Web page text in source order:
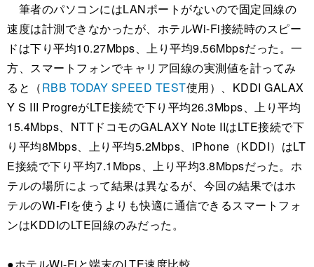
筆者のパソコンにはLANポートがないので固定回線の
速度は計測できなかったが、ホテルWi-Fi接続時のスピー
ドは下り平均10.27Mbps、上り平均9.56Mbpsだった。一
方、スマートフォンでキャリア回線の実測値を計ってみ
ると（RBB TODAY SPEED TEST使用）、KDDI GALAX
Y S III ProgreがLTE接続で下り平均26.3Mbps、上り平均
15.4Mbps、NTTドコモのGALAXY Note IIはLTE接続で下
り平均8Mbps、上り平均5.2Mbps、iPhone（KDDI）はLT
E接続で下り平均7.1Mbps、上り平均3.8Mbpsだった。ホ
テルの場所によって結果は異なるが、今回の結果ではホ
テルのWi-Fiを使うよりも快適に通信できるスマートフォ
ンはKDDIのLTE回線のみだった。